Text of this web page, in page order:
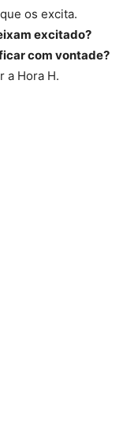
os excita.
excitado?
com vontade?
a Hora H.